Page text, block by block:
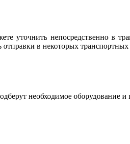
уточнить непосредственно в
в некоторых
необходимое оборудование и